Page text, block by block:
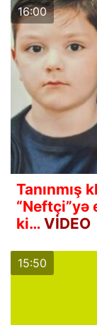
16:00
Tanınmış
“Neftçi”yə
ki… VİDEO
15:50